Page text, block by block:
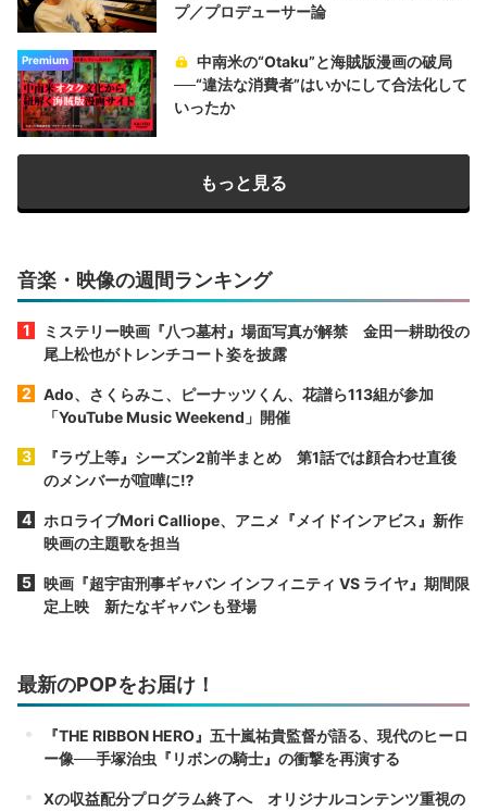
プ／プロデューサー論
Premium
中南米の“Otaku”と海賊版漫画の破局
──“違法な消費者”はいかにして合法化して
いったか
もっと見る
音楽・映像の週間ランキング
ミステリー映画『八つ墓村』場面写真が解禁 金田一耕助役の
尾上松也がトレンチコート姿を披露
Ado、さくらみこ、ピーナッツくん、花譜ら113組が参加
「YouTube Music Weekend」開催
『ラヴ上等』シーズン2前半まとめ 第1話では顔合わせ直後
のメンバーが喧嘩に⁉︎
ホロライブMori Calliope、アニメ『メイドインアビス』新作
映画の主題歌を担当
映画『超宇宙刑事ギャバン インフィニティ VS ライヤ』期間限
定上映 新たなギャバンも登場
最新のPOPをお届け！
『THE RIBBON HERO』五十嵐祐貴監督が語る、現代のヒーロ
ー像──手塚治虫『リボンの騎士』の衝撃を再演する
Xの収益配分プログラム終了へ オリジナルコンテンツ重視の